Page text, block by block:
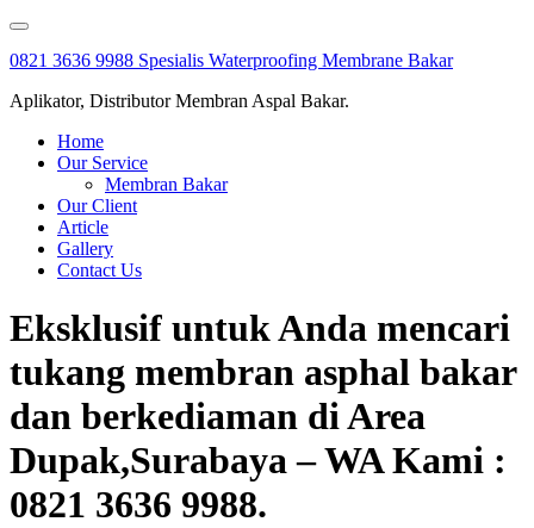
Skip
content
0821 3636 9988 Spesialis Waterproofing Membrane Bakar
Aplikator, Distributor Membran Aspal Bakar.
Home
Our Service
Membran Bakar
Our Client
Article
Gallery
Contact Us
Eksklusif untuk Anda mencari
tukang membran asphal bakar
dan berkediaman di Area
Dupak,Surabaya – WA Kami :
0821 3636 9988.